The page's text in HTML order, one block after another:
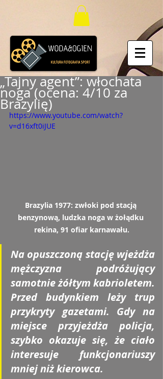
„Tajny agent”: włochata
noga (ocena: 4/10 za
Brazylię)
https://www.youtube.com/watch?
v=d16xft0iJUE
Brazylia 1977: zwłoki pod stacją
benzynową, ludzka noga w żołądku
rekina, 91 ofiar karnawału.
Na opuszczoną stację wjeżdża
mężczyzna podróżujący
samotnie żółtym kabrioletem.
Przed budynkiem leży trup
przykryty gazetami. Gdy na
miejsce przyjeżdża policja,
szybko okazuje się, że ciało
interesuje funkcjonariuszy
mniej niż kierowca.